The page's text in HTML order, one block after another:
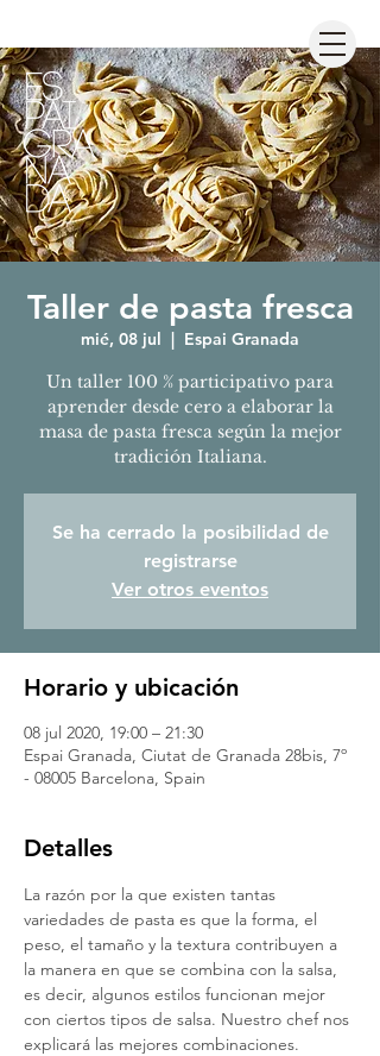
Taller de pasta fresca
mié, 08 jul
  |
Espai Granada
Un taller 100 % participativo para
aprender desde cero a elaborar la
masa de pasta fresca según la mejor
tradición Italiana.
Se ha cerrado la posibilidad de
registrarse
Ver otros eventos
Horario y ubicación
08 jul 2020, 19:00 – 21:30
Espai Granada, Ciutat de Granada 28bis, 7º
- 08005 Barcelona, Spain
Detalles
La razón por la que existen tantas
variedades de pasta es que la forma, el
peso, el tamaño y la textura contribuyen a
la manera en que se combina con la salsa,
es decir, algunos estilos funcionan mejor
con ciertos tipos de salsa. Nuestro chef nos
explicará las mejores combinaciones.